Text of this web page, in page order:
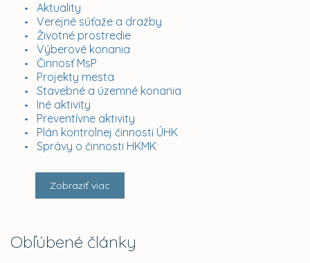
Aktuality
Verejné súťaže a dražby
Životné prostredie
Výberové konania
Činnosť MsP
Projekty mesta
Stavebné a územné konania
Iné aktivity
Preventívne aktivity
Plán kontrolnej činnosti ÚHK
Správy o činnosti HKMK
Zobraziť viac
Obľúbené články